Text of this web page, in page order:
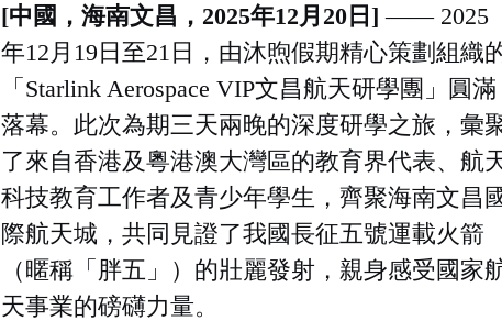
[中國，海南文昌，2025年12月20 日] —— 2025
年12月19日至21日，由沐煦假期精心策劃組織
「Starlink Aerospace VIP文昌航天研學團」圓滿
落幕。此次為期三天兩晚的深度研學之旅，彙
了來自香港及粵港澳大灣區的教育界代表、 航
科技教育工作者及青少年學生，齊聚海南文昌
際航天城，共同見證了我國長征五號運載火箭
（暱稱「胖五」）的壯麗發射，親身感受國家
天事業的磅礴力量。